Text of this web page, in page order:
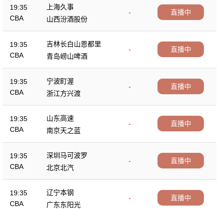
19:35
CBA
上海久事
-
山西汾酒股份
直播中
19:35
CBA
吉林长白山恩都里
-
青岛崂山啤酒
直播中
19:35
CBA
宁波町渥
-
浙江方兴渡
直播中
19:35
CBA
山东高速
-
南京天之蓝
直播中
19:35
CBA
深圳马可波罗
-
北京北汽
直播中
19:35
CBA
辽宁本钢
-
广东东阳光
直播中